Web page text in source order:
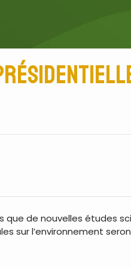
que de nouvelles études
sur l’environnement